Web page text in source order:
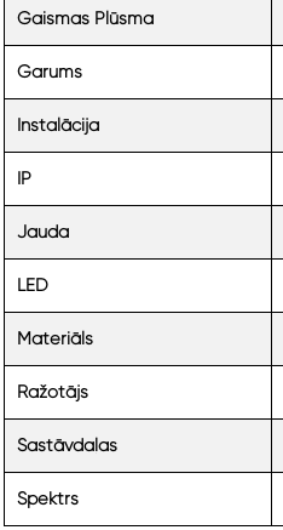
Gaismas Plūsma
Garums
Instalācija
IP
Jauda
LED
Materiāls
Ražotājs
Sastāvdaļas
Spektrs